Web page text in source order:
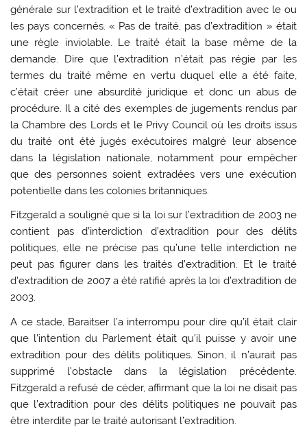
générale sur l’extradition et le traité d’extradition avec le ou
les pays concernés. « Pas de traité, pas d’extradition » était
une règle inviolable. Le traité était la base même de la
demande. Dire que l’extradition n’était pas régie par les
termes du traité même en vertu duquel elle a été faite,
c’était créer une absurdité juridique et donc un abus de
procédure. Il a cité des exemples de jugements rendus par
la Chambre des Lords et le Privy Council où les droits issus
du traité ont été jugés exécutoires malgré leur absence
dans la législation nationale, notamment pour empêcher
que des personnes soient extradées vers une exécution
potentielle dans les colonies britanniques.
Fitzgerald a souligné que si la loi sur l’extradition de 2003 ne
contient pas d’interdiction d’extradition pour des délits
politiques, elle ne précise pas qu’une telle interdiction ne
peut pas figurer dans les traités d’extradition. Et le traité
d’extradition de 2007 a été ratifié après la loi d’extradition de
2003.
A ce stade, Baraitser l’a interrompu pour dire qu’il était clair
que l’intention du Parlement était qu’il puisse y avoir une
extradition pour des délits politiques. Sinon, il n’aurait pas
supprimé l’obstacle dans la législation précédente.
Fitzgerald a refusé de céder, affirmant que la loi ne disait pas
que l’extradition pour des délits politiques ne pouvait pas
être interdite par le traité autorisant l’extradition.